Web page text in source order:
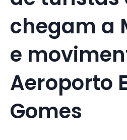
chegam a
e
Aeroporto
Gomes